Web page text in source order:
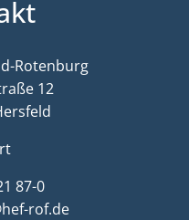
Rotenburg
12
87-0
rof.de